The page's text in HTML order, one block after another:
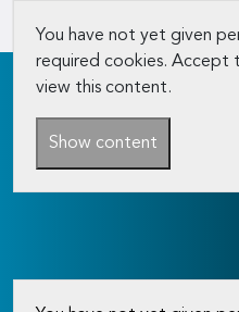
You have not yet given
required cookies. Accept
view this content.
Show content